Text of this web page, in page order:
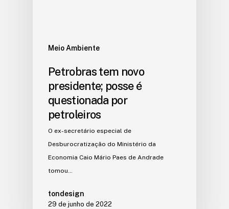
Meio Ambiente
Petrobras tem novo
presidente; posse é
questionada por
petroleiros
O ex-secretário especial de
Desburocratização do Ministério da
Economia Caio Mário Paes de Andrade
tomou…
tondesign
29 de junho de 2022